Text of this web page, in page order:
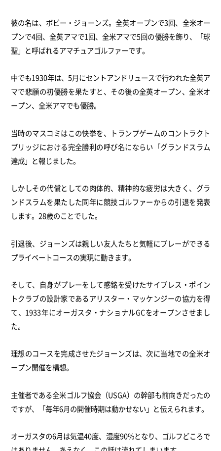
彼の名は、ボビー・ジョーンズ。全英オープンで3回、全米オー
プンで4回、全英アマで1回、全米アマで5回の優勝を飾り、「球
聖」と呼ばれるアマチュアゴルファーです。
中でも1930年は、5月にセントアンドリュースで行われた全英ア
マで悲願の初優勝を果たすと、その後の全英オープン、全米オ
ープン、全米アマでも優勝。
当時のマスコミはこの快挙を、トランプゲームのコントラクト
ブリッジにおける完全勝利の呼び名にならい「グランドスラム
達成」と報じました。
しかしその代償としての肉体的、精神的な疲労は大きく、グラ
ンドスラムを果たした同年に競技ゴルファーからの引退を発表
します。28歳のことでした。
引退後、ジョーンズは親しい友人たちと気軽にプレーができる
プライベートコースの実現に動きます。
そして、自身がプレーをして感銘を受けたサイプレス・ポイン
トクラブの設計家であるアリスター・マッケンジーの協力を得
て、1933年にオーガスタ・ナショナルGCをオープンさせまし
た。
理想のコースを完成させたジョーンズは、次に当地での全米オ
ープン開催を構想。
主催者である全米ゴルフ協会（USGA）の幹部も前向きだったの
ですが、「毎年6月の開催時期は動かせない」と伝えられます。
オーガスタの6月は気温40度、湿度90%となり、ゴルフどころで